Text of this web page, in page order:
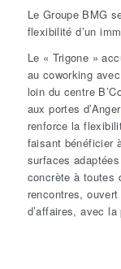
Le Groupe BMG
flexibilité d’un
Le « Trigone »
au coworking
loin du centre
aux portes
renforce la
faisant bénéficier
surfaces
concrète à toutes
rencontres,
d’affaires, avec